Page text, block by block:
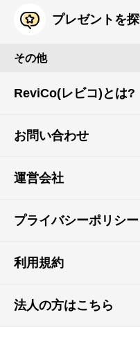
プレゼントを
その他
ReviCo(レビコ)とは?
お問い合わせ
運営会社
プライバシーポリシー
利用規約
法人の方はこちら